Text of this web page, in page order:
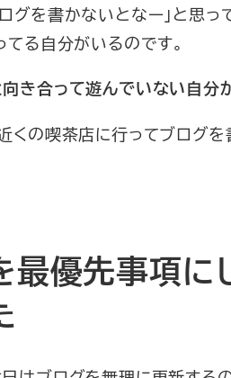
グを書かないとなー」と思
てる自分がいるのです。
き合って遊んでいない自分
くの喫茶店に行ってブログ
最優先事項に